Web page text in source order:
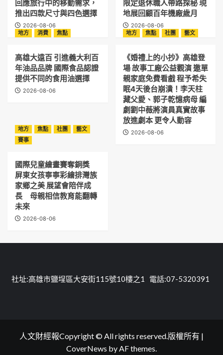
回應旅行中的移動需求，
推出四款尺寸與四色選擇
2026-08-06
限定退休職人帶路探秘 現
地展回顧百年機廠歲月
2026-08-06
地方
消費 焦點
高雄大遠百 引進義大利百
年油品品牌 國際食品認證
提供不同的食用油選擇
2026-08-06
地方 焦點 社團 藝文
《婚禮上的小抄》高雄登
場 故事工廠公益觀演 邀單
親家庭免費看戲 程予希失
眠4天後台崩潰！李天柱
藏父愛、郭子乾憶病母 編
劇劉中薇將演員真實故事
放進劇本 更令人動容
2026-08-06
地方 焦點 社團
藝文
賽事
國際兒童繪畫賽奪銅獎
屏東女孩寧寧彩繪排灣族
家鄉之美 展望會陪伴成
長 母親相信教育能翻轉
未來
2026-08-06
社址:高雄市鹽埕區大安街115號10樓之1 電話:07-5320391
人文財經報Copyright © All rights reserved.版權所有 |
CoverNews by AF themes.